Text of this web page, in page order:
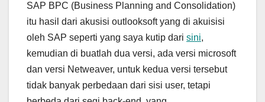
SAP BPC (Business Planning and Consolidation)
itu hasil dari akusisi outlooksoft yang di akuisisi
oleh SAP seperti yang saya kutip dari sini,
kemudian di buatlah dua versi, ada versi microsoft
dan versi Netweaver, untuk kedua versi tersebut
tidak banyak perbedaan dari sisi user, tetapi